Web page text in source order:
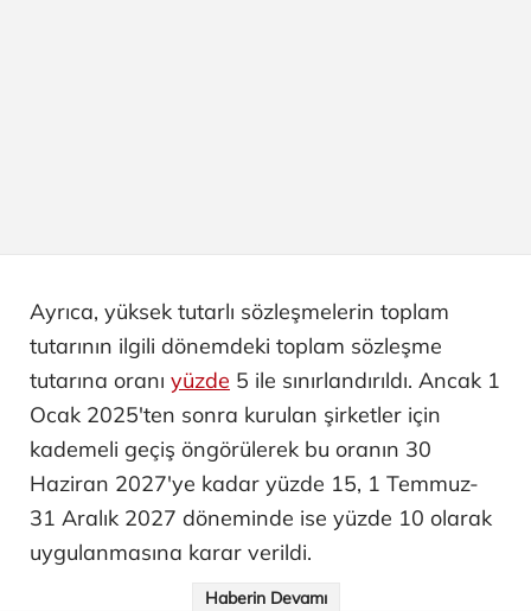
Ayrıca, yüksek tutarlı sözleşmelerin toplam
tutarının ilgili dönemdeki toplam sözleşme
tutarına oranı yüzde 5 ile sınırlandırıldı. Ancak 1
Ocak 2025'ten sonra kurulan şirketler için
kademeli geçiş öngörülerek bu oranın 30
Haziran 2027'ye kadar yüzde 15, 1 Temmuz-
31 Aralık 2027 döneminde ise yüzde 10 olarak
uygulanmasına karar verildi.
Haberin Devamı